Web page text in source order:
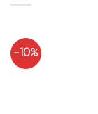
-10%